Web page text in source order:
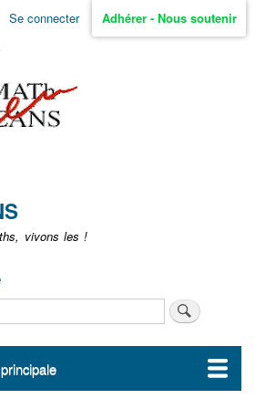
Aller
Se connecter Adhérer - Nous soutenir
vivons les !